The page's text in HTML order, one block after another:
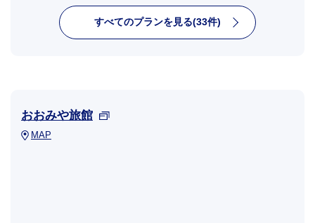
すべてのプランを見る(33件)
おおみや旅館
MAP